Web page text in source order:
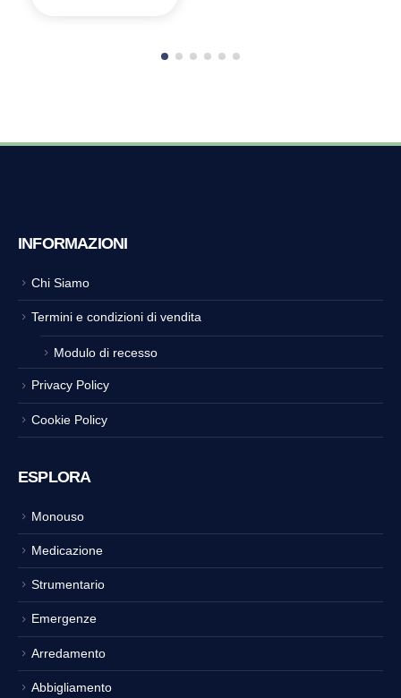
INFORMAZIONI
Chi Siamo
Termini e condizioni di vendita
Modulo di recesso
Privacy Policy
Cookie Policy
ESPLORA
Monouso
Medicazione
Strumentario
Emergenze
Arredamento
Abbigliamento